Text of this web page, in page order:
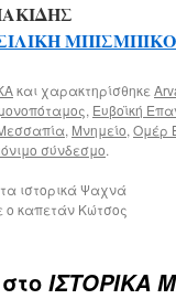
και χαρακτηρίσθηκε
, Ευβοϊκή
, Μνημείο, Ομέρ
σύνδεσμο.
ιστορικά Ψαχνά
ο καπετάν Κώτσος
ΙΣΤΟΡΙΚΑ